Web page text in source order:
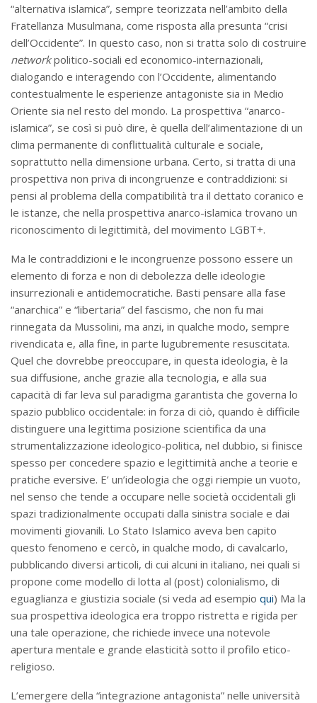
“alternativa islamica”, sempre teorizzata nell’ambito della
Fratellanza Musulmana, come risposta alla presunta “crisi
dell’Occidente”. In questo caso, non si tratta solo di costruire
networkpolitico-sociali ed economico-internazionali,
dialogando e interagendo con l’Occidente, alimentando
contestualmente le esperienze antagoniste sia in Medio
Oriente sia nel resto del mondo. La prospettiva “anarco-
islamica”, se così si può dire, è quella dell’alimentazione di un
clima permanente di conflittualità culturale e sociale,
soprattutto nella dimensione urbana. Certo, si tratta di una
prospettiva non priva di incongruenze e contraddizioni: si
pensi al problema della compatibilità tra il dettato coranico e
le istanze, che nella prospettiva anarco-islamica trovano un
riconoscimento di legittimità, del movimento LGBT+.
Ma le contraddizioni e le incongruenze possono essere un
elemento di forza e non di debolezza delle ideologie
insurrezionali e antidemocratiche. Basti pensare alla fase
“anarchica” e “libertaria” del fascismo, che non fu mai
rinnegata da Mussolini, ma anzi, in qualche modo, sempre
rivendicata e, alla fine, in parte lugubremente resuscitata.
Quel che dovrebbe preoccupare, in questa ideologia, è la
sua diffusione, anche grazie alla tecnologia, e alla sua
capacità di far leva sul paradigma garantista che governa lo
spazio pubblico occidentale: in forza di ciò, quando è difficile
distinguere una legittima posizione scientifica da una
strumentalizzazione ideologico-politica, nel dubbio, si finisce
spesso per concedere spazio e legittimità anche a teorie e
pratiche eversive. E’ un’ideologia che oggi riempie un vuoto,
nel senso che tende a occupare nelle società occidentali gli
spazi tradizionalmente occupati dalla sinistra sociale e dai
movimenti giovanili. Lo Stato Islamico aveva ben capito
questo fenomeno e cercò, in qualche modo, di cavalcarlo,
pubblicando diversi articoli, di cui alcuni in italiano, nei quali si
propone come modello di lotta al (post) colonialismo, di
eguaglianza e giustizia sociale (si veda ad esempio qui) Ma la
sua prospettiva ideologica era troppo ristretta e rigida per
una tale operazione, che richiede invece una notevole
apertura mentale e grande elasticità sotto il profilo etico-
religioso.
L’emergere della “integrazione antagonista” nelle università